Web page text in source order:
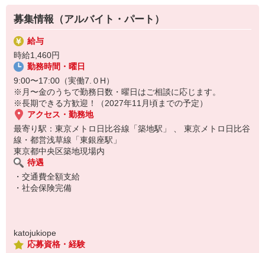
募集情報（アルバイト・パート）
給与
時給1,460円
勤務時間・曜日
9:00〜17:00（実働7.０H）
※月〜金のうちで勤務日数・曜日はご相談に応じます。
※長期できる方歓迎！（2027年11月頃までの予定）
アクセス・勤務地
最寄り駅：東京メトロ日比谷線「築地駅」 、 東京メトロ日比谷
線・都営浅草線「東銀座駅」
東京都中央区築地現場内
待遇
・交通費全額支給
・社会保険完備
katojukiope
応募資格・経験